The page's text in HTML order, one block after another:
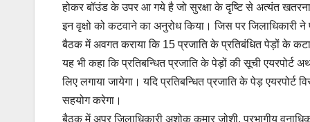
होकर बॉउंड के उपर आ गये है जो सुरक्षा के दृष्टि से अत्यंत
इन वृक्षो को कटवाने का अनुरोध किया। जिस पर जिलाधिकारी ने
बैठक में अवगत कराया कि 15 प्रजाति के प्रतिबंधित पेड़ों के
यह भी कहा कि प्रतिबन्धित प्रजाति के पेड़ों की सूची एयरपोर्ट
लिए लगाया जायेगा। यदि प्रतिबन्धित प्रजाति के पेड़ एयरपोर्ट
सहयोग करेगा।
बैठक में अपर जिलाधिकारी अशोक कुमार जोशी, प्रभागीय